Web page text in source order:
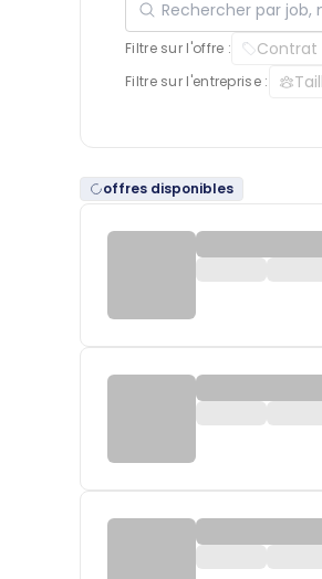
Filtre sur l'offre : Contrat
Filtre sur l'entreprise :
offres disponibles